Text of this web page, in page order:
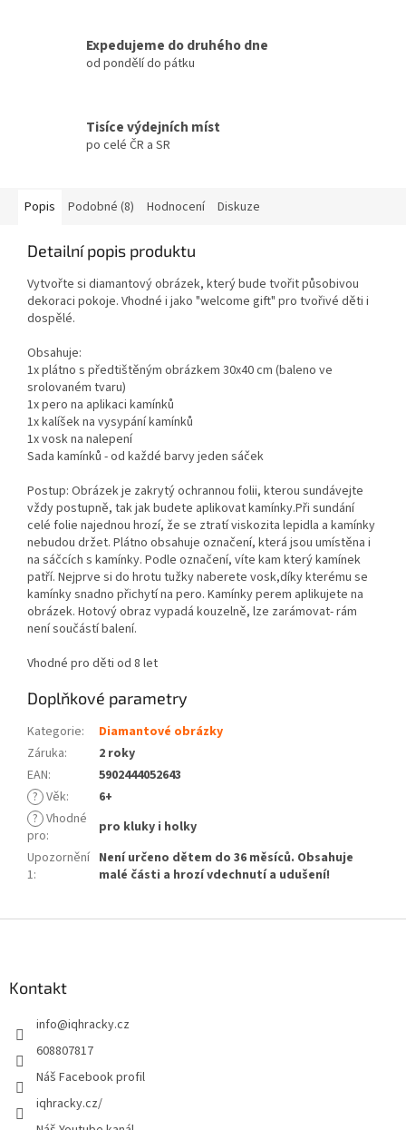
Expedujeme do druhého dne
od pondělí do pátku
Tisíce výdejních míst
po celé ČR a SR
Popis Podobné (8) Hodnocení Diskuze
Detailní popis produktu
Vytvořte si diamantový obrázek, který bude tvořit působivou
dekoraci pokoje. Vhodné i jako "welcome gift" pro tvořivé děti i
dospělé.
Obsahuje:
1x plátno s předtištěným obrázkem 30x40 cm (baleno ve
srolovaném tvaru)
1x pero na aplikaci kamínků
1x kalíšek na vysypání kamínků
1x vosk na nalepení
Sada kamínků - od každé barvy jeden sáček
Postup: Obrázek je zakrytý ochrannou folii, kterou sundávejte
vždy postupně, tak jak budete aplikovat kamínky.Při sundání
celé folie najednou hrozí, že se ztratí viskozita lepidla a kamínky
nebudou držet. Plátno obsahuje označení, která jsou umístěna i
na sáčcích s kamínky. Podle označení, víte kam který kamínek
patří. Nejprve si do hrotu tužky naberete vosk,díky kterému se
kamínky snadno přichytí na pero. Kamínky perem aplikujete na
obrázek. Hotový obraz vypadá kouzelně, lze zarámovat- rám
není součástí balení.
Vhodné pro děti od 8 let
Doplňkové parametry
Kategorie:
Diamantové obrázky
Záruka:
2 roky
EAN:
5902444052643
? Věk:
6+
? Vhodné
pro:
pro kluky i holky
Upozornění
1:
Není určeno dětem do 36 měsíců. Obsahuje
malé části a hrozí vdechnutí a udušení!
Kontakt
info@iqhracky.cz
608807817
Náš Facebook profil
iqhracky.cz/